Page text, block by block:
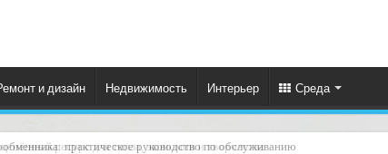
и дизайн Недвижимость Интерьер Среда
ресурс для тепла, экономии и творчества